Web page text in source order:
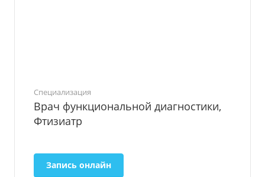
Специализация
Врач функциональной диагностики,
Фтизиатр
Запись онлайн